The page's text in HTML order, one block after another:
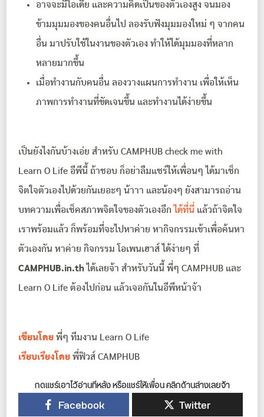
อาจจะมีไอเดีย และความคิดเป็นของตัวเองสูง จนมอง
ข้ามมุมมองของคนอื่นไป ลองรับฟังมุมมองใหม่ ๆ จากคน
อื่น มาปรับใช้ในงานของตัวเอง ทำให้ได้มุมมองที่หลาก
หลายมากขึ้น
เมื่อทำงานกับคนอื่น ลองวางแผนการทำงาน เพื่อให้เห็น
ภาพการทำงานที่ขัดเจนขึ้น และทำงานได้ง่ายขึ้น
เป็นยังไงกันบ้างเอ่ย สำหรับ CAMPHUB check me with
Learn O Life อีพีนี้ ถ้าชอบ ก็อย่าลืมแชร์ให้เพื่อนๆ ได้มาเช็ก
จิตใจตัวเองไปด้วยกันเยอะๆ น้าาา และน้องๆ ยังสามารถอ่าน
บทความเพื่อเช็คสภาพจิตใจของตัวเองอีก ได้ที่นี่ แล้วถ้าจิตใจ
เราพร้อมแล้ว ก็พร้อมที่จะไปหาค่าย หากิจกรรมเข้าเพื่อค้นหา
ตัวเองกัน หาค่าย กิจกรรม โอเพนเฮาส์ ได้ง่ายๆ ที่
CAMPHUB.in.th ได้เลยจ้า สำหรับวันนี้ พี่ๆ CAMPHUB และ
Learn O Life ต้องไปก่อน แล้วเจอกันในอีพีหน้าจ้า
เขียนโดย พี่ๆ ทีมงาน Learn O Life
เรียบเรียงโดย พี่ฟิวส์ CAMPHUB
กดแชร์เอาไว้อ่านทีหลัง หรือแชร์ให้เพื่อน คลิกด้านล่างเลยจ้า
Facebook Twitter